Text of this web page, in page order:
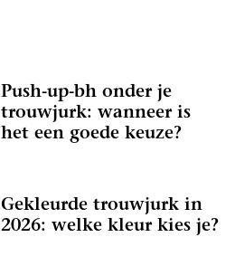
Push-up-bh onder je
trouwjurk: wanneer is
het een goede keuze?
Gekleurde trouwjurk in
2026: welke kleur kies je?